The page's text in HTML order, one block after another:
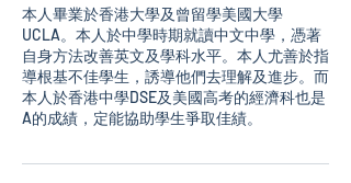
本人畢業於香港大學及曾留學美國大學
UCLA。本人於中學時期就讀中文中學，憑著
自身方法改善英文及學科水平。本人尤善於指
導根基不佳學生，誘導他們去理解及進步。而
本人於香港中學DSE及美國高考的經濟科也是